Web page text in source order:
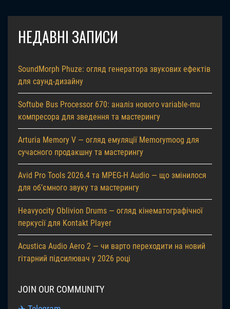
НЕДАВНІ ЗАПИСИ
SoundMorph Phuze: огляд генератора звукових ефектів
для саунд-дизайну
Softube Bus Processor 670: аналіз нового variable-mu
компресора для зведення та мастерингу
Arturia Memory V — огляд емуляції Memorymoog для
сучасного продакшну та мастерингу
Avid Pro Tools 2026.4 та MPEG-H Audio — що змінилося
для об’ємного звуку та мастерингу
Heavyocity Oblivion Drums — огляд кінематографічної
перкусії для Kontakt Player
Acustica Audio Aero 2 — чи варто переходити на новий
гітарний підсилювач у 2026 році
JOIN OUR COMMUNITY